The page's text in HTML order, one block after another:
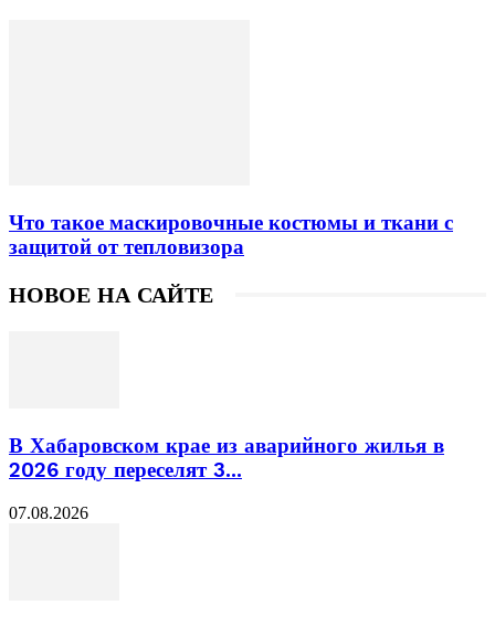
Что такое маскировочные костюмы и ткани с
защитой от тепловизора
НОВОЕ НА САЙТЕ
В Хабаровском крае из аварийного жилья в
2026 году переселят 3...
07.08.2026